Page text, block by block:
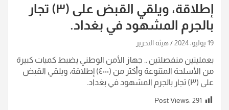
إطلاقة، ويلقي القبض على (٣) تجار
بالجرم المشهود في بغداد.
19 يوليو، 2024 هيئة التحرير
بعمليتين منفصلتين .. جهاز الأمن الوطني يضبط كميات كبيرة
من الأسلحة المتنوعة وأكثر من (٤٠٠٠) إطلاقة، ويلقي القبض
على (٣) تجار بالجرم المشهود في بغداد.
Post Views: 291